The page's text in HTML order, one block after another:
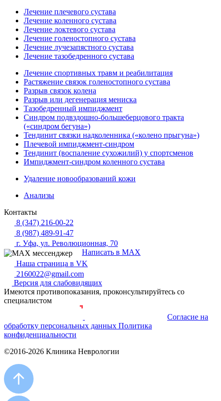
Лечение плечевого сустава
Лечение коленного сустава
Лечение локтевого сустава
Лечение голеностопного сустава
Лечение лучезапястного сустава
Лечение тазобедренного сустава
Лечение спортивных травм и реабилитация
Растяжение связок голеностопного сустава
Разрыв связок колена
Разрыв или дегенерация мениска
Тазобедренный импиджмент
Синдром подвздошно-большеберцового тракта
(«синдром бегуна»)
Тендинит связки надколенника («колено прыгуна»)
Плечевой импиджмент-синдром
Тендинит (воспаление сухожилий) у спортсменов
Импиджмент-синдром коленного сустава
Удаление новообразований кожи
Анализы
Контакты
8 (347) 216-00-22
8 (987) 489-91-47
г. Уфа, ул. Революционная, 70
Написать в MAX
Наша страница в VK
2160022@gmail.com
Версия для слабовидящих
Имеются противопоказания, проконсультируйтесь со
специалистом
Согласие на
обработку персональных данных Политика
конфиденциальности
©2016-2026 Клиника Неврологии